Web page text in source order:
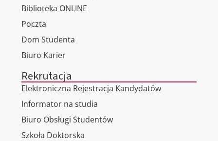
Biblioteka ONLINE
Poczta
Dom Studenta
Biuro Karier
Rekrutacja
Elektroniczna Rejestracja Kandydatów
Informator na studia
Biuro Obsługi Studentów
Szkoła Doktorska